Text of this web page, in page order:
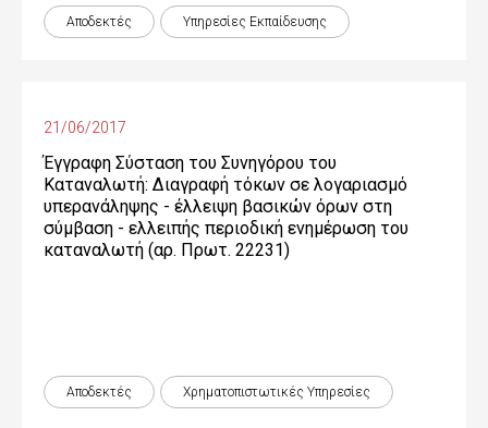
Αποδεκτές Υπηρεσίες Εκπαίδευσης
21/06/2017
Έγγραφη Σύσταση του Συνηγόρου του
Καταναλωτή: Διαγραφή τόκων σε λογαριασμό
υπερανάληψης - έλλειψη βασικών όρων στη
σύμβαση - ελλειπής περιοδική ενημέρωση του
καταναλωτή (αρ. Πρωτ. 22231)
Αποδεκτές Χρηματοπιστωτικές Yπηρεσίες